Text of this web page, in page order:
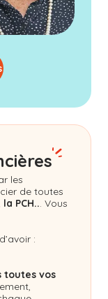
les
de toutes
la PCH... Vous
:
toutes vos